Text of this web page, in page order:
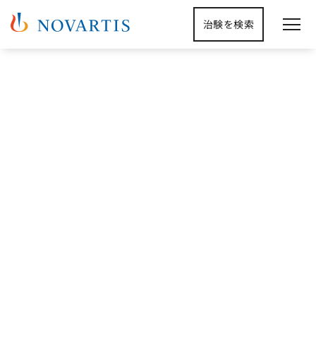
治験を検索